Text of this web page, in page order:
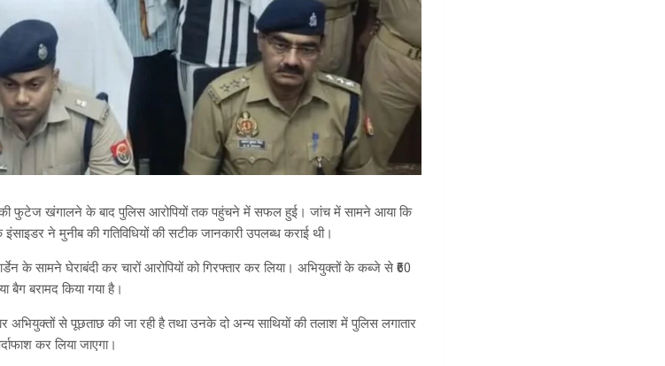
की फुटेज खंगालने के बाद पुलिस आरोपियों तक पहुंचने में सफल हुई। जांच में सामने आया कि
ने मुनीब की गतिविधियों की सटीक जानकारी उपलब्ध कराई थी।
के सामने घेराबंदी कर चारों आरोपियों को गिरफ्तार कर लिया। अभियुक्तों के कब्जे से ₹60
बैग बरामद किया गया है।
से पूछताछ की जा रही है तथा उनके दो अन्य साथियों की तलाश में पुलिस लगातार
कर लिया जाएगा।